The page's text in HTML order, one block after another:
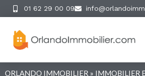
Oui, vous avez sûrement
d’envergure capable de
assurant le meilleur rapport c’est
La capacité de création de